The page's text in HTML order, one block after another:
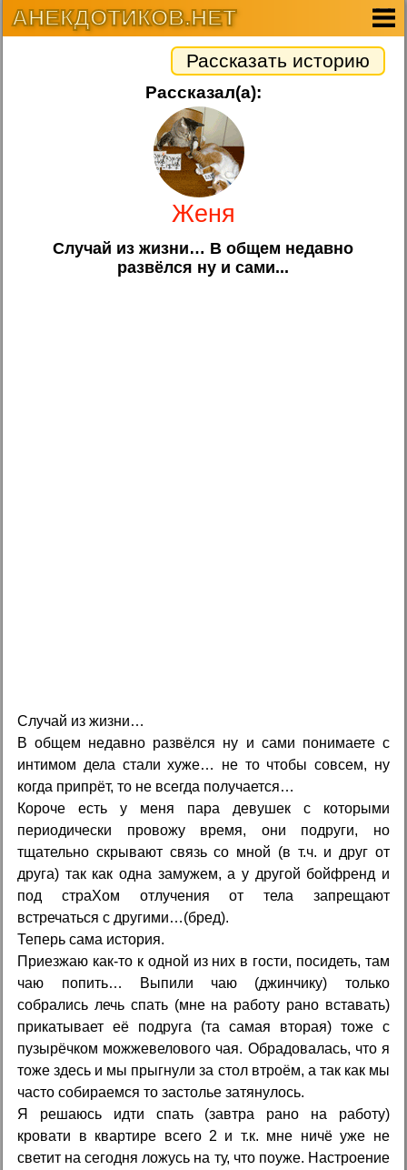
АНЕКДОТИКОВ.НЕТ
Рассказать историю
Рассказал(а):
Женя
Случай из жизни… В общем недавно
развёлся ну и сами...
Случай из жизни…
В общем недавно развёлся ну и сами понимаете с
интимом дела стали хуже… не то чтобы совсем, ну
когда припрёт, то не всегда получается…
Короче есть у меня пара девушек с которыми
периодически провожу время, они подруги, но
тщательно скрывают связь со мной (в т.ч. и друг от
друга) так как одна замужем, а у другой бойфренд и
под стpaXом отлучения от тела запрещают
встречаться с другими…(бред).
Теперь сама история.
Приезжаю как-то к одной из них в гости, посидеть, там
чаю попить… Выпили чаю (джинчику) только
собрались лечь спать (мне на работу рано вставать)
прикатывает её подруга (та самая вторая) тоже с
пузырёчком можжевелового чая. Обрадовалась, что я
тоже здесь и мы прыгнули за стол втроём, а так как мы
часто собираемся то застолье затянулось.
Я решаюсь идти спать (завтра рано на работу)
кровати в квартире всего 2 и т.к. мне ничё уже не
светит на сегодня ложусь на ту, что поуже. Настроение